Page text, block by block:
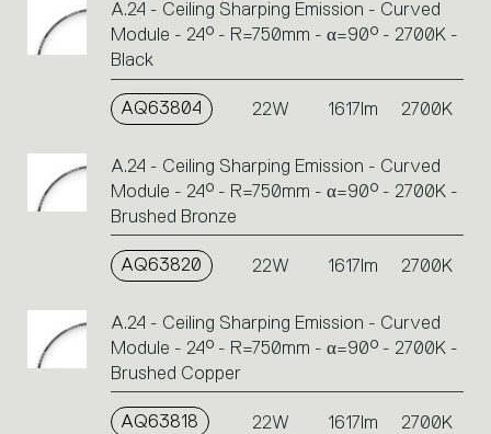
A.24 - Ceiling Sharping Emission - Curved
Module - 24° - R=750mm - α=90° - 2700K -
Black
AQ63804 22W 1617lm 2700K
A.24 - Ceiling Sharping Emission - Curved
Module - 24° - R=750mm - α=90° - 2700K -
Brushed Bronze
AQ63820 22W 1617lm 2700K
A.24 - Ceiling Sharping Emission - Curved
Module - 24° - R=750mm - α=90° - 2700K -
Brushed Copper
AQ63818 22W 1617lm 2700K